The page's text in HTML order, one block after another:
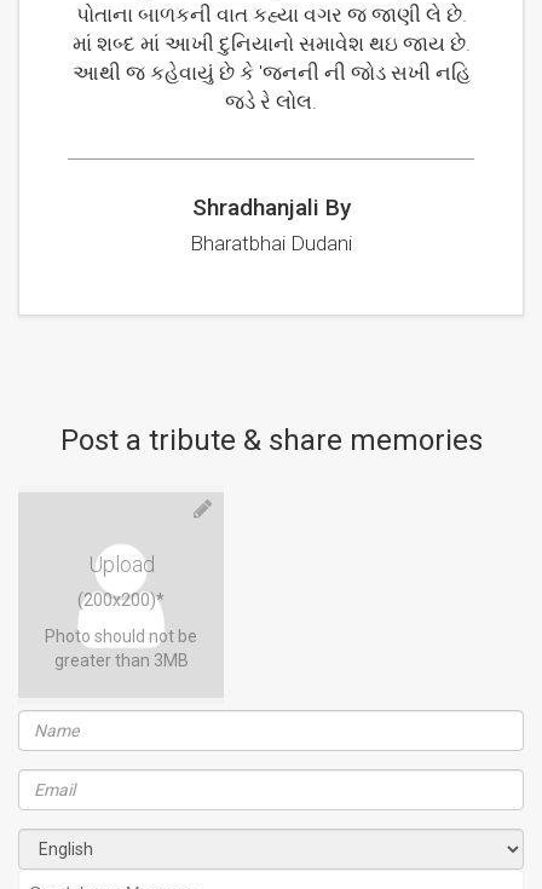
પોતાના બાળકની વાત કહ્યા વગર જ જાણી લે છે.
માં શબ્દ માં આખી દુનિયાનો સમાવેશ થઇ જાય છે.
આથી જ કહેવાયું છે કે 'જનની ની જોડ સખી નહિ
જડે રે લોલ.
Shradhanjali By
Bharatbhai Dudani
Post a tribute & share memories
Upload
(200x200)*
Photo should not be
greater than 3MB